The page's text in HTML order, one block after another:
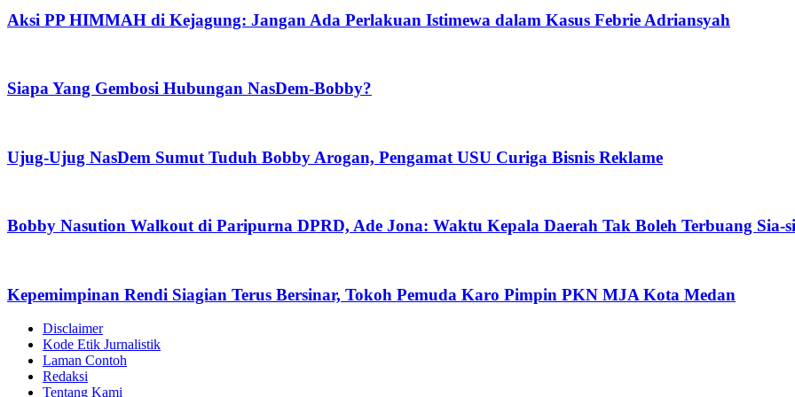
Aksi PP HIMMAH di Kejagung: Jangan Ada Perlakuan Istimewa dalam Kasus Febrie Adriansyah
Siapa Yang Gembosi Hubungan NasDem-Bobby?
Ujug-Ujug NasDem Sumut Tuduh Bobby Arogan, Pengamat USU Curiga Bisnis Reklame
Bobby Nasution Walkout di Paripurna DPRD, Ade Jona: Waktu Kepala Daerah Tak Boleh Terbuang Sia-
Kepemimpinan Rendi Siagian Terus Bersinar, Tokoh Pemuda Karo Pimpin PKN MJA Kota Medan
Disclaimer
Kode Etik Jurnalistik
Laman Contoh
Redaksi
Tentang Kami